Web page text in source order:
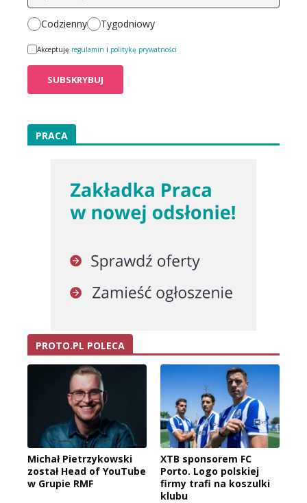
Codzienny Tygodniowy
Akceptuję regulamin i politykę prywatności
PRACA
PROTO.PL POLECA
Michał Pietrzykowski
został Head of YouTube
w Grupie RMF
XTB sponsorem FC
Porto. Logo polskiej
firmy trafi na koszulki
klubu